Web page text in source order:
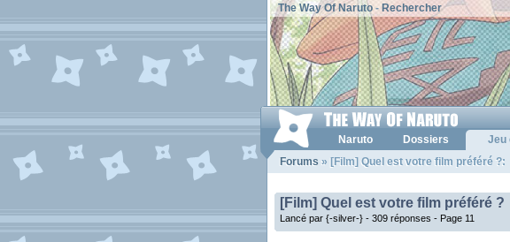
The Way Of Naruto- Rechercher
Naruto Dossiers Jeu
Forums » [Film] Quel est votre film préféré ?:
[Film] Quel est votre film préféré ?
Lancé par {-silver-} - 309 réponses - Page 11